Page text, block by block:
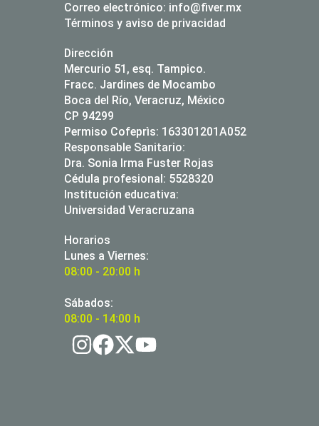
Correo electrónico: info@fiver.mx
Términos y aviso de privacidad
Dirección
Mercurio 51, esq. Tampico.
Fracc. Jardines de Mocambo
Boca del Río, Veracruz, México
CP 94299
Permiso Cofeprìs: 163301201A052
Responsable Sanitario:
Dra. Sonia Irma Fuster Rojas
Cédula profesional: 5528320
Institución educativa:
Universidad Veracruzana
Horarios
Lunes a Viernes:
08:00 - 20:00 h
Sábados:
08:00 - 14:00 h